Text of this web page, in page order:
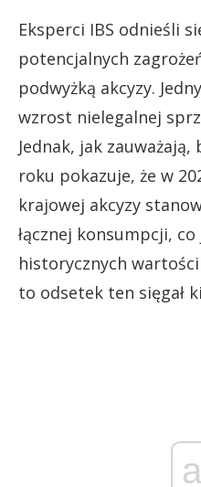
Eksperci IBS odnieśli
potencjalnych
podwyżką akcyzy.
wzrost nielegalnej
Jednak, jak zauważają,
roku pokazuje, że w
krajowej akcyzy
łącznej konsumpcji,
historycznych
to odsetek ten sięgał